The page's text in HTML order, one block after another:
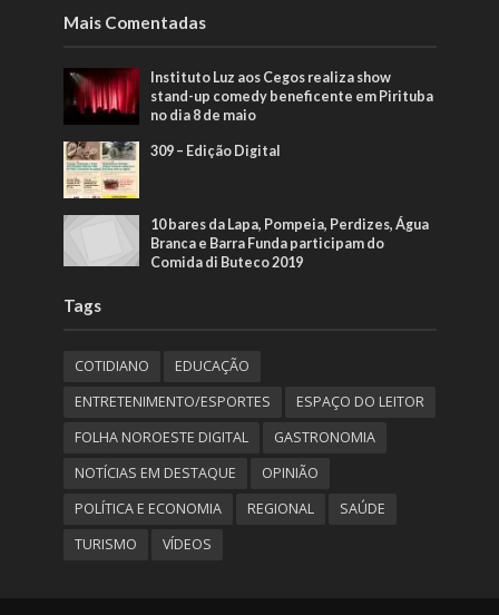
Mais Comentadas
Instituto Luz aos Cegos realiza show
stand-up comedy beneficente em Pirituba
no dia 8 de maio
309 – Edição Digital
10 bares da Lapa, Pompeia, Perdizes, Água
Branca e Barra Funda participam do
Comida di Buteco 2019
Tags
COTIDIANO
EDUCAÇÃO
ENTRETENIMENTO/ESPORTES
ESPAÇO DO LEITOR
FOLHA NOROESTE DIGITAL
GASTRONOMIA
NOTÍCIAS EM DESTAQUE
OPINIÃO
POLÍTICA E ECONOMIA
REGIONAL
SAÚDE
TURISMO
VÍDEOS